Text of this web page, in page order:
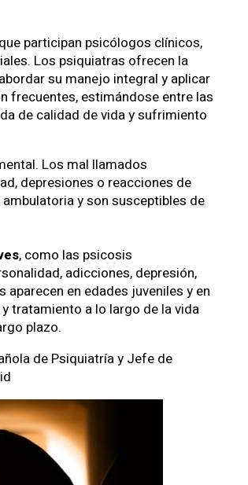
participan psicólogos clínicos,
Los psiquiatras ofrecen la
su manejo integral y aplicar
frecuentes, estimándose entre las
de calidad de vida y sufrimiento
Los mal llamados
depresiones o reacciones de
y son susceptibles de
, como las psicosis
adicciones, depresión,
en edades juveniles y en
tratamiento a lo largo de la vida
plazo.
de Psiquiatría y Jefe de